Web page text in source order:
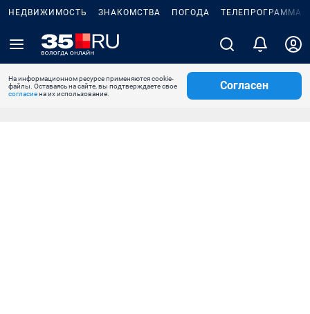
НЕДВИЖИМОСТЬ ЗНАКОМСТВА ПОГОДА ТЕЛЕПРОГРАММА
На информационном ресурсе применяются cookie-
файлы. Оставаясь на сайте, вы подтверждаете свое
согласиена их использование.
Согласен